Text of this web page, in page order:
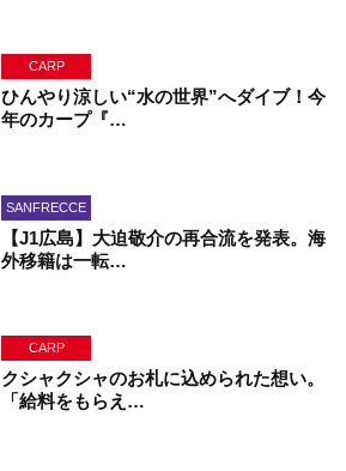
CARP
ひんやり涼しい“水の世界”へダイブ！今
年のカープ『…
SANFRECCE
【J1広島】大迫敬介の再合流を発表。海
外移籍は一転…
CARP
クシャクシャのお札に込められた想い。
「給料をもらえ…